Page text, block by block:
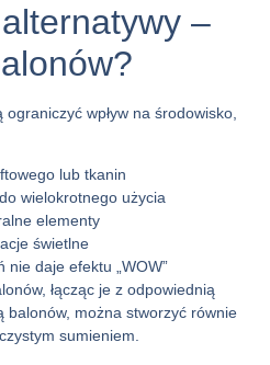
–
wpływ na środowisko,
lub tkanin
wielokrotnego użycia
elementy
świetlne
daje efektu „WOW”
łącząc je z odpowiednią
balonów, można stworzyć równie
sumieniem.